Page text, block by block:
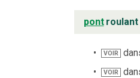
pont roulant
VOIR
VOIR